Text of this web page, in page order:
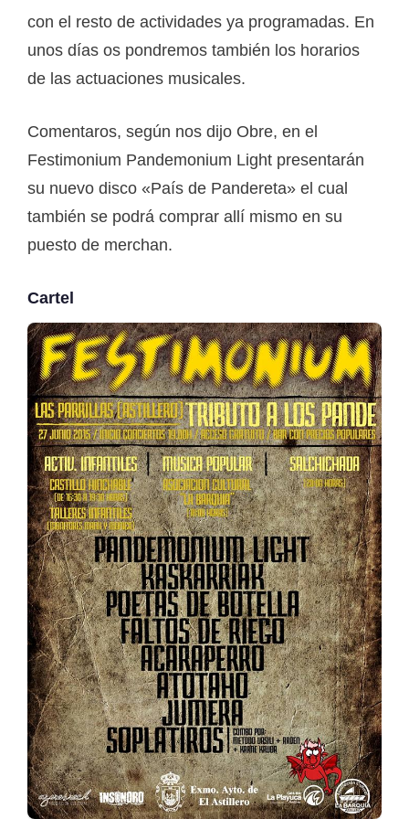
con el resto de actividades ya programadas. En
unos días os pondremos también los horarios
de las actuaciones musicales.
Comentaros, según nos dijo Obre, en el
Festimonium Pandemonium Light presentarán
su nuevo disco «País de Pandereta» el cual
también se podrá comprar allí mismo en su
puesto de merchan.
Cartel